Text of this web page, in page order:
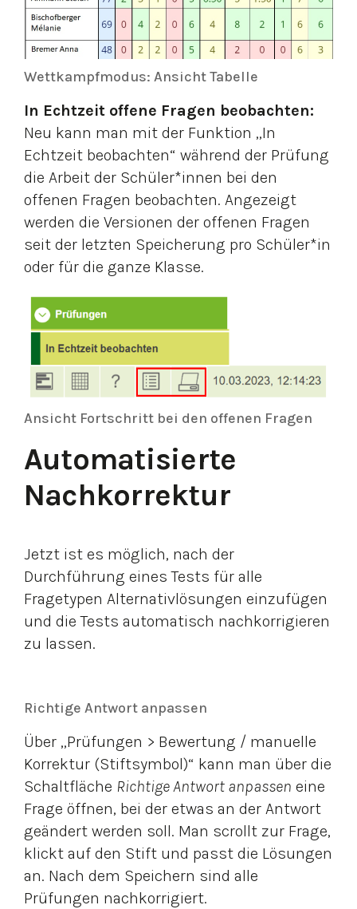
Wettkampfmodus: Ansicht Tabelle
In Echtzeit offene Fragen beobachten:
Neu kann man mit der Funktion „In
Echtzeit beobachten“ während der Prüfung
die Arbeit der Schüler*innen bei den
offenen Fragen beobachten. Angezeigt
werden die Versionen der offenen Fragen
seit der letzten Speicherung pro Schüler*in
oder für die ganze Klasse.
Ansicht Fortschritt bei den offenen Fragen
Automatisierte
Nachkorrektur
Jetzt ist es möglich, nach der
Durchführung eines Tests für alle
Fragetypen Alternativlösungen einzufügen
und die Tests automatisch nachkorrigieren
zu lassen.
Richtige Antwort anpassen
Über „Prüfungen > Bewertung / manuelle
Korrektur (Stiftsymbol)“ kann man über die
Schaltfläche Richtige Antwort anpassen eine
Frage öffnen, bei der etwas an der Antwort
geändert werden soll. Man scrollt zur Frage,
klickt auf den Stift und passt die Lösungen
an. Nach dem Speichern sind alle
Prüfungen nachkorrigiert.